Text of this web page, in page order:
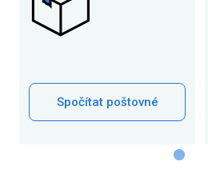
Spočítat poštovné